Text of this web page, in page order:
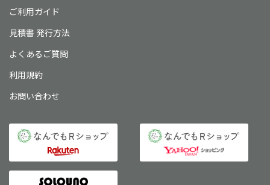
ご利用ガイド
見積書 発行方法
よくあるご質問
利用規約
お問い合わせ